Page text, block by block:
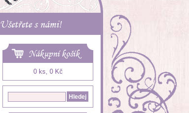
Ušetřete s námi!
Nákupní košík
0 ks, 0 Kč